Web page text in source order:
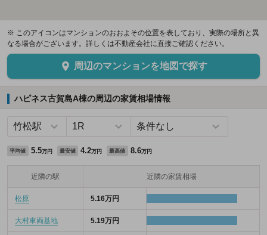
※ このアイコンはマンションのおおよその位置を表しており、実際の場所と異
なる場合がございます。詳しくは不動産会社に直接ご確認ください。
周辺のマンションを地図で探す
ハピネス古賀島A棟の周辺の家賃相場情報
平均値 5.5万円 最安値 4.2万円 最高値 8.6万円
近隣の駅 近隣の家賃相場
松原 5.16万円
大村車両基地 5.19万円